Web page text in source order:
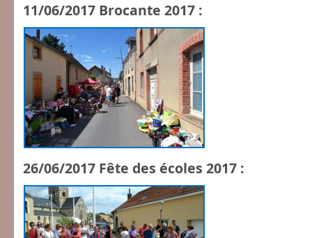
11/06/2017 Brocante 2017 :
26/06/2017 Fête des écoles 2017 :